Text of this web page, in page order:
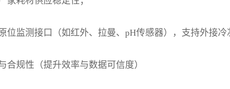
位监测接口（如红外、拉曼、 pH传感器），支持外接
合规性（提升效率与数据可信度）